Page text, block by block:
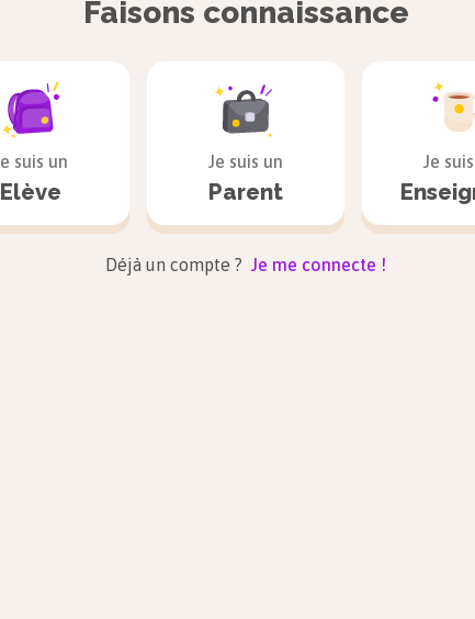
interaction.
Faisons connaissance
suis un
Elève
Je suis un
Parent
Je
Déjà un compte ? Je me connecte !